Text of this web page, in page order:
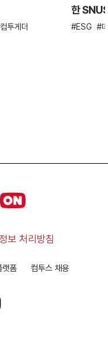
컴투게더
한
ESG
보 처리방침
랫폼 컴투스 채용